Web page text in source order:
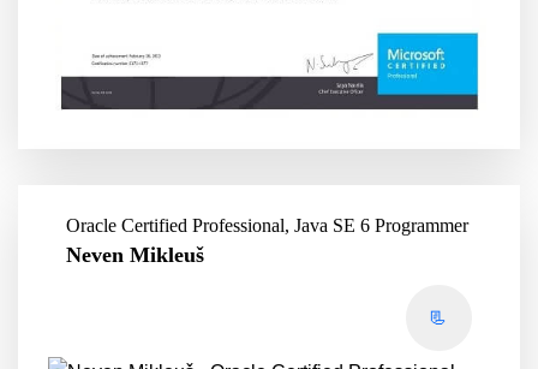
Oracle Certified Professional, Java SE 6 Programmer
Neven Mikleuš
📃